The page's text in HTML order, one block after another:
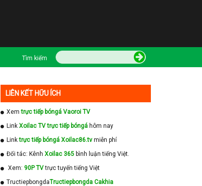
Tìm kiếm
LIÊN KẾT HỮU ÍCH
Xemtrực tiếp bóngá Vaoroi TV
Link Xoilac TV trực tiếp bóngá hôm nay
Linktrực tiếp bóngá Xoilac86.tv miễn phí
Đối tác: Kênh Xoilac 365 bình luận tiếng Việt.
Xem: 90P TVtrực tuyến tiếng Việt
TructiepbongdaTructiepbongda Cakhia